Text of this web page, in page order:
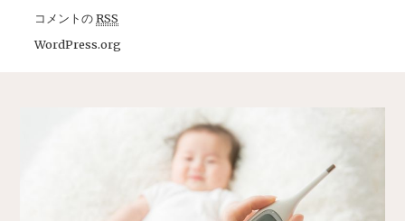
コメントのRSS
WordPress.org